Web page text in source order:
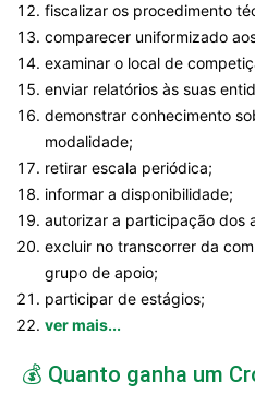
fiscalizar os procedimento
comparecer uniformizado
examinar o local de
enviar relatórios às suas
demonstrar conhecimento
modalidade;
retirar escala periódica;
informar a disponibilidade;
autorizar a participação dos
excluir no transcorrer da
grupo de apoio;
participar de estágios;
ver mais...
💰 Quanto ganha um